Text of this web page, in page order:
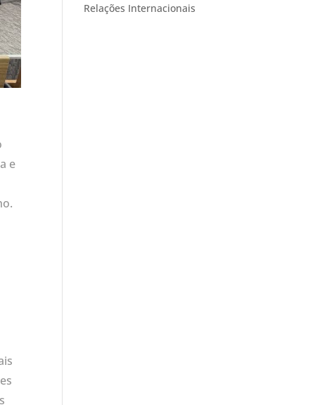
e
Relações Internacionais